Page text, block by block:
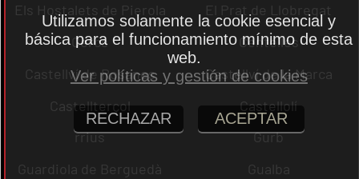
Els Hostalets de Pierola
El Prat de Llobregat
Cercs
Centelles
Castellví de Rosanes
Castellví de la Marca
Castellterçol
Castellolí
rrius
Gurb
Guardiola de Berguedà
Gualba
Utilizamos solamente la cookie esencial y
básica para el funcionamiento mínimo de esta
web.
Ver políticas y gestión de cookies
RECHAZAR ACEPTAR